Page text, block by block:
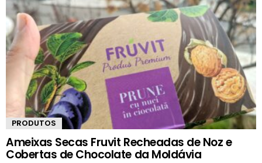
PRODUTOS
Ameixas Secas Fruvit Recheadas de Noz e
Cobertas de Chocolate da Moldávia